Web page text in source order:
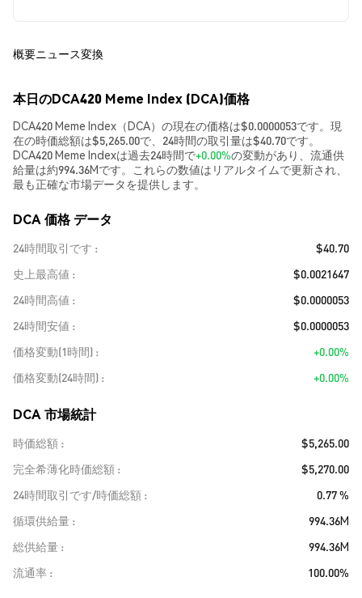
概要ニュース変換
本日のDCA420 Meme Index (DCA)価格
DCA420 Meme Index（DCA）の現在の価格は$0.0000053です。現
在の時価総額は$5,265.00で、24時間の取引量は$40.70です。
DCA420 Meme Indexは過去24時間で+0.00%の変動があり、流通供
給量は約994.36Mです。これらの数値はリアルタイムで更新され、
最も正確な市場データを提供します。
DCA 価格 データ
24時間取引です
$40.70
史上最高値
$0.0021647
24時間高値
$0.0000053
24時間安値
$0.0000053
価格変動(1時間)
+0.00%
価格変動(24時間)
+0.00%
DCA 市場統計
時価総額
$5,265.00
完全希薄化時価総額
$5,270.00
24時間取引です/時価総額
0.77 %
循環供給量
994.36M
総供給量
994.36M
流通率
100.00%